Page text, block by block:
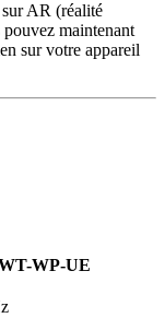
AR (réalité
pouvez maintenant
sur votre appareil
WP-UE